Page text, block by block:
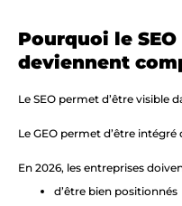
Pourquoi le SEO
deviennent
Le SEO permet d’être visible
Le GEO permet d’être
En 2026, les entreprises
d’être bien positionnés